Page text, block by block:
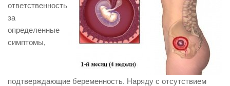
ответственность
за
определенные
симптомы,
подтверждающие беременность. Наряду с отсутствием